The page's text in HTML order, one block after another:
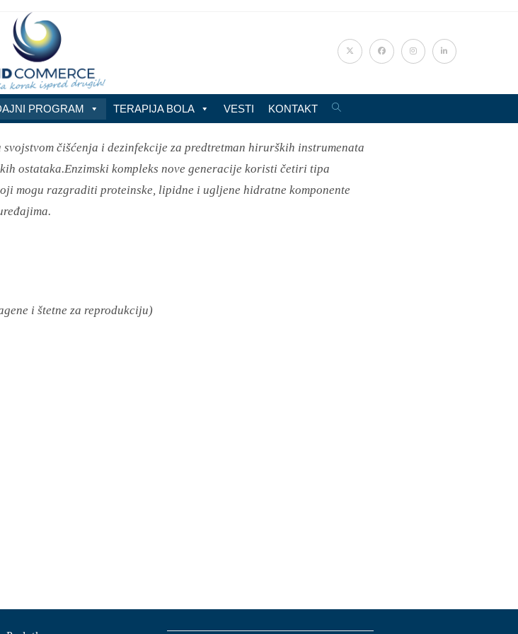
PROGRAM TERAPIJA BOLA VESTI KONTAKT
čišćenja i dezinfekcije za predtretman hirurških instrumenata
ostataka.Enzimski kompleks nove generacije koristi četiri tipa
mogu razgraditi proteinske, lipidne i ugljene hidratne komponente
i štetne za reprodukciju)